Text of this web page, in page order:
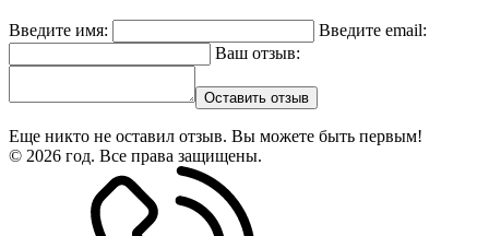
Введите имя:
Введите email:
Ваш отзыв:
Оставить отзыв
Еще никто не оставил отзыв. Вы можете быть первым!
© 2026 год. Все права защищены.